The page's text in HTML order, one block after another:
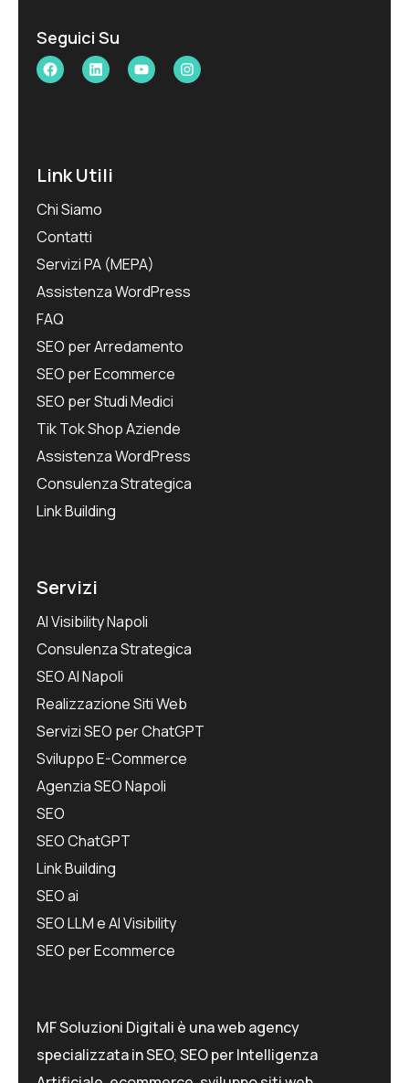
Seguici Su
Facebook
LinkedIn
YouTubeInstagram
Link Utili
Chi Siamo
Contatti
Servizi PA (MEPA)
Assistenza WordPress
FAQ
SEO per Arredamento
SEO per Ecommerce
SEO per Studi Medici
Tik Tok Shop Aziende
Assistenza WordPress
Consulenza Strategica
Link Building
Servizi
AI Visibility Napoli
Consulenza Strategica
SEO AI Napoli
Realizzazione Siti Web
Servizi SEO per ChatGPT
Sviluppo E-Commerce
Agenzia SEO Napoli
SEO
SEO ChatGPT
Link Building
SEO ai
SEO LLM e AI Visibility
SEO per Ecommerce
MF Soluzioni Digitali è una web agency
specializzata in SEO, SEO per Intelligenza